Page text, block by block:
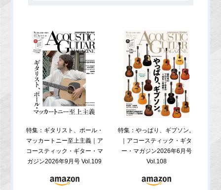
特集：ギタリスト、ポール・
マッカートニー至上主義｜ア
コースティック・ギター・マ
ガジン2026年9月号 Vol.109
特集：やっぱり、ギブソン。
｜アコースティック・ギタ
ー・マガジン2026年6月号
Vol.108